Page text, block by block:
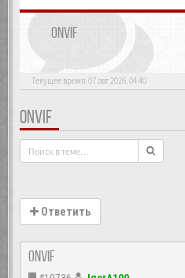
ONVIF
Текущее время: 07 авг 2026, 04:40
ONVIF
Ответить
ONVIF